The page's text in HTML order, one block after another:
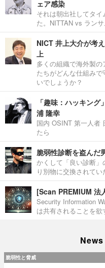
ェア感染
それは朝出社してタ
た。NITTAN vs ラン
NICT 井上大介が考
上
多くの組織で海外製
たちがどんな仕組み
いでしょうか？
「趣味：ハッキン
浦 隆幸
国内 OSINT 第一人者
たら
脆弱性診断を盗んだ
かくして「良い診断
り別物に交換されてい
[Scan PREMIUM 法
Security Information
は共有されることを欲
脆弱性と脅威